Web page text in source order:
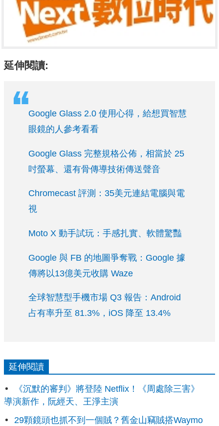
延伸閱讀:
Google Glass 2.0 使用心得，給想買智慧
眼鏡的人參考看看
Google Glass 完整規格公佈，相當於 25
吋螢幕、還有骨傳導技術傳送聲音
Chromecast 評測：35美元連結電腦與電
視
Moto X 動手試玩：手感扎實、軟體驚豔
Google 與 FB 的地圖爭奪戰：Google 據
傳將以13億美元收購 Waze
全球智慧型手機市場 Q3 報告：Android
占有率升至 81.3%，iOS 降至 13.4%
延伸閱讀
《沉默的審判》將登陸 Netflix！《周處除三害》
導演新作，阮經天、王淨主演
29顆鏡頭也抓不到一個賊？舊金山竊賊搭Waymo